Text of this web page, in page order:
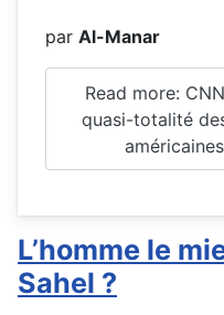
par Al-Manar
Read more:
quasi-totalité
L’homme le
Sahel ?